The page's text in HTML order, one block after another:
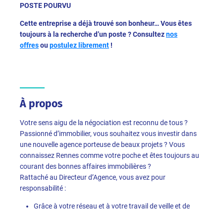
POSTE POURVU
Cette entreprise a déjà trouvé son bonheur… Vous êtes
toujours à la recherche d’un poste ? Consulteznos
offresoupostulez librement !
À propos
Votre sens aigu de la négociation est reconnu de tous ?
Passionné d’immobilier, vous souhaitez vous investir dans
une nouvelle agence porteuse de beaux projets ? Vous
connaissez Rennes comme votre poche et êtes toujours au
courant des bonnes affaires immobilières ?
Rattaché au Directeur d’Agence, vous avez pour
responsabilité :
Grâce à votre réseau et à votre travail de veille et de